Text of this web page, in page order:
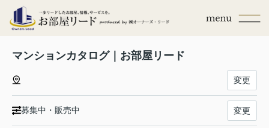
マンションカタログ｜お部屋リード
変更
募集中・販売中 変更